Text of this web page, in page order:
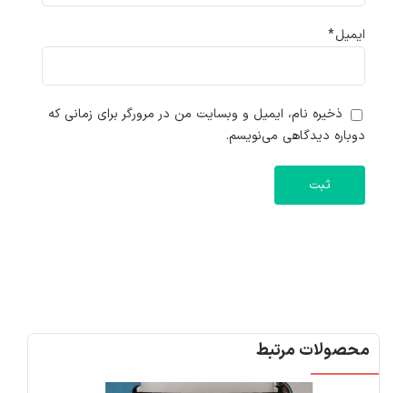
ایمیل*
ذخیره نام، ایمیل و وبسایت من در مرورگر برای زمانی که
دوباره دیدگاهی می‌نویسم.
محصولات مرتبط